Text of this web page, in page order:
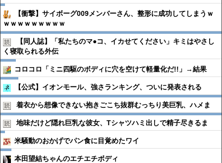
【衝撃】サイボーグ009メンバーさん、整形に成功してしまうｗ
ｗｗｗｗｗｗｗｗｗ
【同人誌】「私たちのマ●︎コ、イカせてください」キミはやさし
く寝取られる外伝
コロコロ「ミニ四駆のボディに穴を空けて軽量化だ!!」→結果
【公式】イオンモール、強さランキング、ついに発表される
着衣から想像できない抱きごこち抜群むっちり美巨乳、ハメま
地味だけど隠れ巨乳な彼女、Tシャツハミ出しで精子尽きるま
米騒動のおかげでパン食に目覚めたワイ
本田望結ちゃんのエチエチボディ